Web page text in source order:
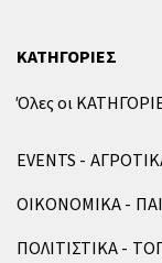
ΚΑΤΗΓΟΡΙΕΣ
Όλες οι
EVENTS
ΟΙΚΟΝΟΜΙΚΑ
ΠΟΛΙΤΙΣΤΙΚΑ